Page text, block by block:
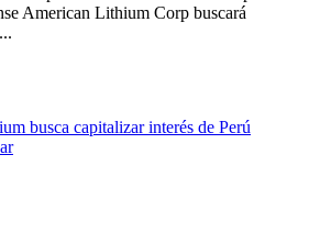
American Lithium Corp buscará